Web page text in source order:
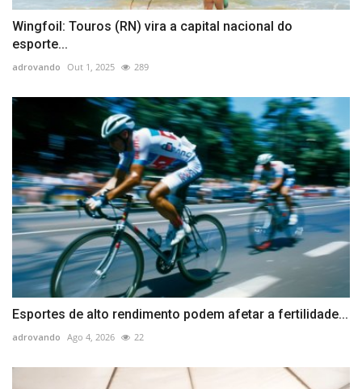
Wingfoil: Touros (RN) vira a capital nacional do
esporte...
adrovando Out 1, 2025 289
Esportes de alto rendimento podem afetar a fertilidade...
adrovando Ago 4, 2026 22